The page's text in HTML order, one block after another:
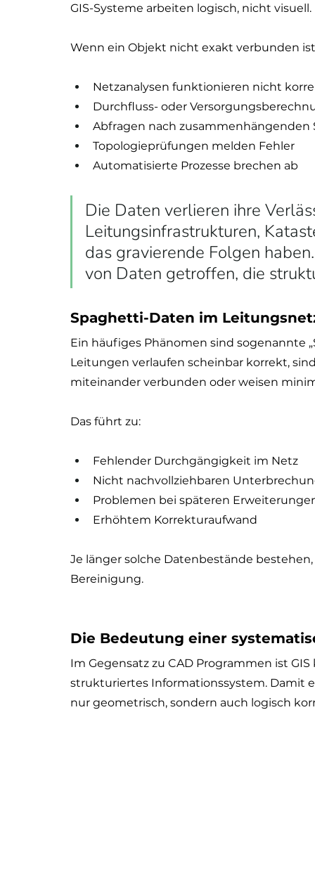
GIS-Systeme arbeiten logisch, nicht visuell.
Wenn ein Objekt nicht exakt verbunden
Netzanalysen funktionieren nicht
Durchfluss- oder
Abfragen nach
Topologieprüfungen melden Fehler
Automatisierte Prozesse brechen ab
Die Daten verlieren ihre
Leitungsinfrastrukturen,
das gravierende Folgen
von Daten getroffen, die
Spaghetti-Daten im
Ein häufiges Phänomen sind sogenannte
Leitungen verlaufen scheinbar korrekt,
miteinander verbunden oder weisen
Das führt zu:
Fehlender Durchgängigkeit im Netz
Nicht nachvollziehbaren
Problemen bei späteren
Erhöhtem Korrekturaufwand
Je länger solche Datenbestände
Bereinigung.
Die Bedeutung einer
Im Gegensatz zu CAD Programmen ist
strukturiertes Informationssystem. Damit
nur geometrisch, sondern auch logisch